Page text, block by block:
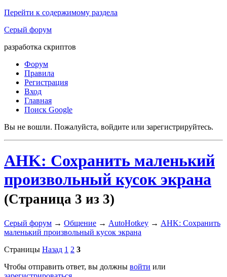
Перейти к содержимому раздела
Серый форум
разработка скриптов
Форум
Правила
Регистрация
Вход
Главная
Поиск Google
Вы не вошли. Пожалуйста, войдите или зарегистрируйтесь.
AHK: Сохранить маленький
произвольный кусок экрана
(Страница 3 из 3)
Серый форум → Общение → AutoHotkey → AHK: Сохранить
маленький произвольный кусок экрана
Страницы Назад 1 2 3
Чтобы отправить ответ, вы должны войти или